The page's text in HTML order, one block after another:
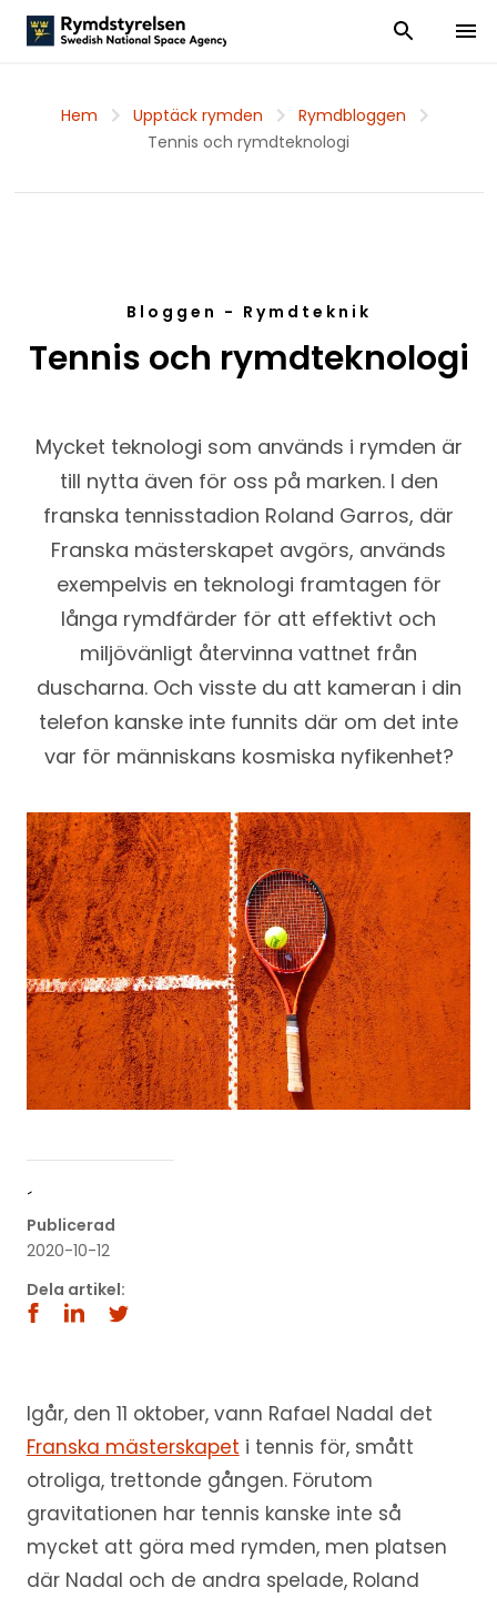
Visa och dölj
Visa
Hem Upptäck rymden
Rymdbloggen
Tennis och rymdteknologi
Bloggen - Rymdteknik
Tennis och rymdteknologi
Mycket teknologi som används i rymden är
till nytta även för oss på marken. I den
franska tennisstadion Roland Garros, där
Franska mästerskapet avgörs, används
exempelvis en teknologi framtagen för
långa rymdfärder för att effektivt och
miljövänligt återvinna vattnet från
duscharna. Och visste du att kameran i din
telefon kanske inte funnits där om det inte
var för människans kosmiska nyfikenhet?
´
Publicerad
2020-10-12
Dela artikel:
Igår, den 11 oktober, vann Rafael Nadal det
Franska mästerskapet i tennis för, smått
otroliga, trettonde gången. Förutom
gravitationen har tennis kanske inte så
mycket att göra med rymden, men platsen
där Nadal och de andra spelade, Roland